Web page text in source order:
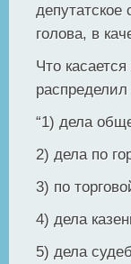
депутатское
голова, в
Что
“1) дела
2) дела по
3) по
4) дела
5) дела